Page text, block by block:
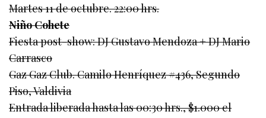
Martes 11 de octubre. 22:00 hrs.
Niño Cohete
Fiesta post-show: DJ Gustavo Mendoza + DJ Mario
Carrasco
Gaz Gaz Club. Camilo Henríquez #436, Segundo
Piso, Valdivia
Entrada liberada hasta las 00:30 hrs., $1.000 el